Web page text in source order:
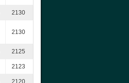
2130
2130
2125
2123